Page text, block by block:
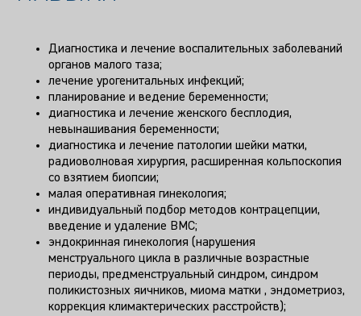
Диагностика и лечение воспалительных заболеваний
органов малого таза;
лечение урогенитальных инфекций;
планирование и ведение беременности;
диагностика и лечение женского бесплодия,
невынашивания беременности;
диагностика и лечение патологии шейки матки,
радиоволновая хирургия, расширенная кольпоскопия
со взятием биопсии;
малая оперативная гинекология;
индивидуальный подбор методов контрацепции,
введение и удаление ВМС;
эндокринная гинекология (нарушения
менструального цикла в различные возрастные
периоды, предменструальный синдром, синдром
поликистозных яичников, миома матки , эндометриоз,
коррекция климактерических расстройств);